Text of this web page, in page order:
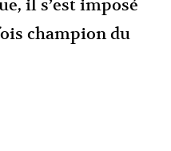
il s’est imposé
champion du